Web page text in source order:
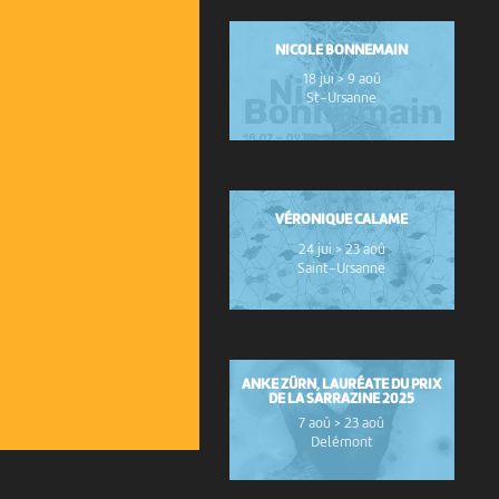
NICOLE BONNEMAIN
18 jui > 9 aoû
St-Ursanne
VÉRONIQUE CALAME
24 jui > 23 aoû
Saint-Ursanne
ANKE ZÜRN, LAURÉATE DU PRIX
DE LA SARRAZINE 2025
7 aoû > 23 aoû
Delémont